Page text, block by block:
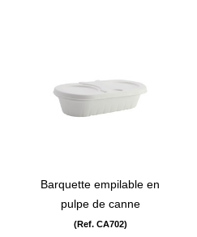
Barquette empilable en
pulpe de canne
(Ref. CA702)